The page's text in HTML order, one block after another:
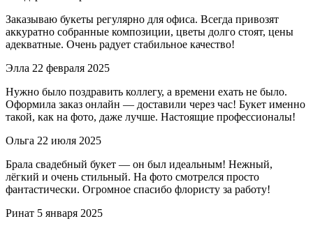
Заказываю букеты регулярно для офиса. Всегда привозят
аккуратно собранные композиции, цветы долго стоят, цены
адекватные. Очень радует стабильное качество!
Элла 22 февраля 2025
Нужно было поздравить коллегу, а времени ехать не было.
Оформила заказ онлайн — доставили через час! Букет именно
такой, как на фото, даже лучше. Настоящие профессионалы!
Ольга 22 июля 2025
Брала свадебный букет — он был идеальным! Нежный,
лёгкий и очень стильный. На фото смотрелся просто
фантастически. Огромное спасибо флористу за работу!
Ринат 5 января 2025